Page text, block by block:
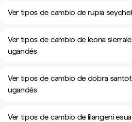
Ver tipos de cambio de rupia
Ver tipos de cambio de leona
ugandés
Ver tipos de cambio de dobra
ugandés
Ver tipos de cambio de lilangeni